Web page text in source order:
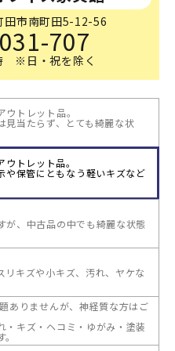
田市南町田5-12-56
707
※日・祝を除く
トレット品。
見当たらず、とても綺麗な状
トレット品。
や保管にともなう軽いキズなど
が、中古品の中でも綺麗な状態
リキズや小キズ、汚れ、ヤケな
ありませんが、神経質な方はご
・キズ・ヘコミ・ゆがみ・塗装